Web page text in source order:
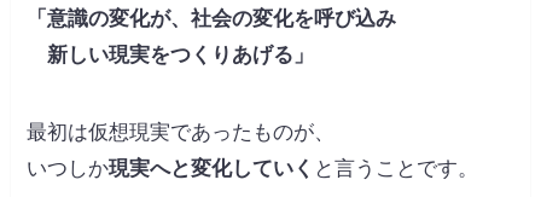
「意識の変化が、社会の変化を呼び込み
新しい現実をつくりあげる」
最初は仮想現実であったものが、
いつしか現実へと変化していく と言うことです。